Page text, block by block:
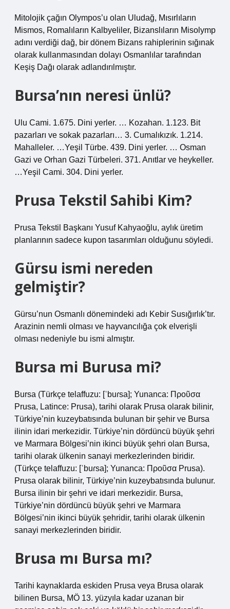
Mitolojik çağın Olympos’u olan Uludağ, Mısırlıların
Mismos, Romalıların Kalbyeliler, Bizanslıların Misolymp
adını verdiği dağ, bir dönem Bizans rahiplerinin sığınak
olarak kullanmasından dolayı Osmanlılar tarafından
Keşiş Dağı olarak adlandırılmıştır.
Bursa’nın neresi ünlü?
Ulu Cami. 1.675. Dini yerler. … Kozahan. 1.123. Bit
pazarları ve sokak pazarları… 3. Cumalıkızık. 1.214.
Mahalleler. …Yeşil Türbe. 439. Dini yerler. … Osman
Gazi ve Orhan Gazi Türbeleri. 371. Anıtlar ve heykeller.
…Yeşil Cami. 304. Dini yerler.
Prusa Tekstil Sahibi Kim?
Prusa Tekstil Başkanı Yusuf Kahyaoğlu, aylık üretim
planlarının sadece kupon tasarımları olduğunu söyledi.
Gürsu ismi nereden
gelmiştir?
Gürsu’nun Osmanlı dönemindeki adı Kebir Susığırlık’tır.
Arazinin nemli olması ve hayvancılığa çok elverişli
olması nedeniyle bu ismi almıştır.
Bursa mi Burusa mi?
Bursa (Türkçe telaffuzu: [ˈbuɾsa]; Yunanca: Προῦσα
Prusa, Latince: Prusa), tarihi olarak Prusa olarak bilinir,
Türkiye’nin kuzeybatısında bulunan bir şehir ve Bursa
ilinin idari merkezidir. Türkiye’nin dördüncü büyük şehri
ve Marmara Bölgesi’nin ikinci büyük şehri olan Bursa,
tarihi olarak ülkenin sanayi merkezlerinden biridir.
(Türkçe telaffuzu: [ˈbuɾsa]; Yunanca: Προῦσα Prusa).
Prusa olarak bilinir, Türkiye’nin kuzeybatısında bulunur.
Bursa ilinin bir şehri ve idari merkezidir. Bursa,
Türkiye’nin dördüncü büyük şehri ve Marmara
Bölgesi’nin ikinci büyük şehridir, tarihi olarak ülkenin
sanayi merkezlerinden biridir.
Brusa mı Bursa mı?
Tarihi kaynaklarda eskiden Prusa veya Brusa olarak
bilinen Bursa, MÖ 13. yüzyıla kadar uzanan bir